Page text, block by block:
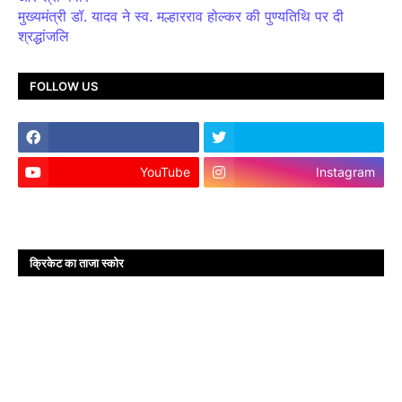
मुख्यमंत्री डॉ. यादव ने स्व. मल्हारराव होल्कर की पुण्यतिथि पर दी
श्रद्धांजलि
FOLLOW US
YouTube Instagram
क्रिकेट का ताजा स्कोर